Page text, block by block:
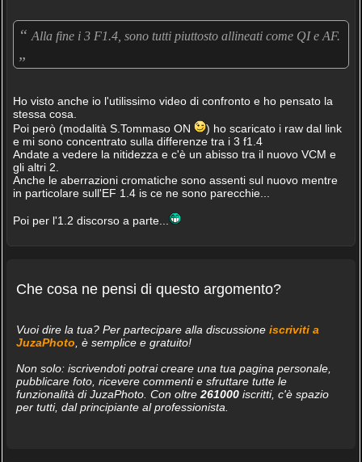
“Alla fine i 3 F1.4, sono tutti piuttosto allineati come QI e AF.
„
Ho visto anche io l'utilissimo video di confronto e ho pensato la
stessa cosa.
Poi però (modalità S.Tommaso ON
) ho scaricato i raw dal link
e mi sono concentrato sulla differenze tra i 3 f1.4
Andate a vedere la nitidezza e c'è un abisso tra il nuovo VCM e
gli altri 2.
Anche le aberrazioni cromatiche sono assenti sul nuovo mentre
in particolare sull'EF 1.4 is ce ne sono parecchie...
Poi per l'1.2 discorso a parte...
Che cosa ne pensi di questo argomento?
Vuoi dire la tua? Per partecipare alla discussione iscriviti a
JuzaPhoto, è semplice e gratuito!
Non solo: iscrivendoti potrai creare una tua pagina personale,
pubblicare foto, ricevere commenti e sfruttare tutte le
funzionalità di JuzaPhoto. Con oltre261000iscritti, c'è spazio
per tutti, dal principiante al professionista.